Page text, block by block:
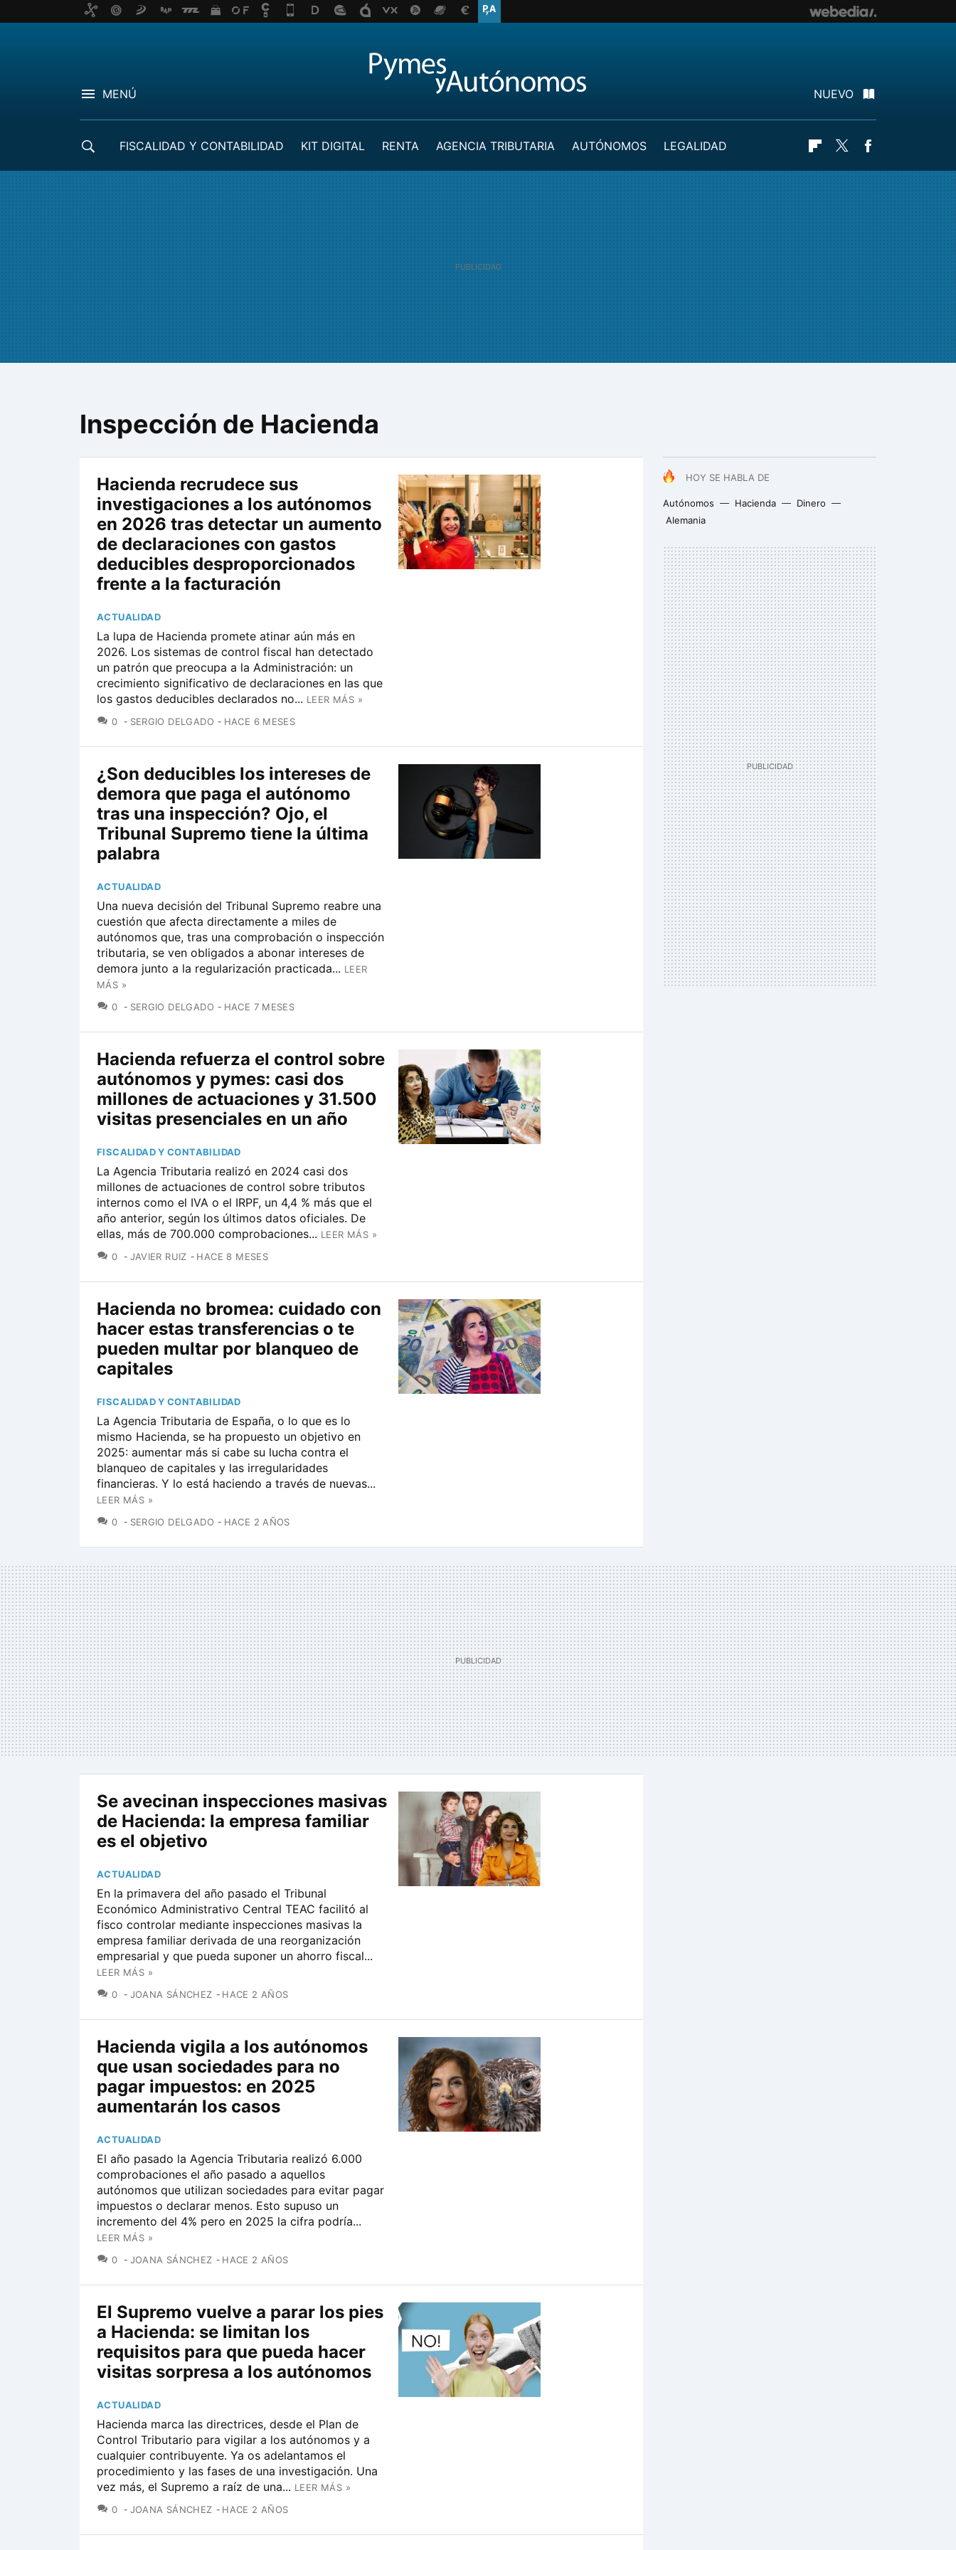
MENÚ NUEVO
FISCALIDAD Y CONTABILIDAD KIT DIGITAL RENTA AGENCIA TRIBUTARIA AUTÓNOMOS
LEGALIDAD
Flipboard
Twitter
Inspección de Hacienda
HOY SE HABLA DE
Autónomos Hacienda
Dinero
Alemania
Hacienda recrudece sus
investigaciones a los autónomos
en 2026 tras detectar un aumento
de declaraciones con gastos
deducibles desproporcionados
frente a la facturación
ACTUALIDAD
La lupa de Hacienda promete atinar aún más en
2026. Los sistemas de control fiscal han detectado
un patrón que preocupa a la Administración: un
crecimiento significativo de declaraciones en las que
los gastos deducibles declarados no... LEER MÁS »
0 COMENTARIOS
SERGIO DELGADO HACE 6 MESES
¿Son deducibles los intereses de
demora que paga el autónomo
tras una inspección? Ojo, el
Tribunal Supremo tiene la última
palabra
ACTUALIDAD
Una nueva decisión del Tribunal Supremo reabre una
cuestión que afecta directamente a miles de
autónomos que, tras una comprobación o inspección
tributaria, se ven obligados a abonar intereses de
demora junto a la regularización practicada... LEER
MÁS »
0 COMENTARIOS
SERGIO DELGADO HACE 7 MESES
Hacienda refuerza el control sobre
autónomos y pymes: casi dos
millones de actuaciones y 31.500
visitas presenciales en un año
FISCALIDAD Y CONTABILIDAD
La Agencia Tributaria realizó en 2024 casi dos
millones de actuaciones de control sobre tributos
internos como el IVA o el IRPF, un 4,4 % más que el
año anterior, según los últimos datos oficiales. De
ellas, más de 700.000 comprobaciones... LEER MÁS »
0 COMENTARIOS
JAVIER RUIZ HACE 8 MESES
Hacienda no bromea: cuidado con
hacer estas transferencias o te
pueden multar por blanqueo de
capitales
FISCALIDAD Y CONTABILIDAD
La Agencia Tributaria de España, o lo que es lo
mismo Hacienda, se ha propuesto un objetivo en
2025: aumentar más si cabe su lucha contra el
blanqueo de capitales y las irregularidades
financieras. Y lo está haciendo a través de nuevas...
LEER MÁS »
0 COMENTARIOS
SERGIO DELGADO HACE 2 AÑOS
Se avecinan inspecciones masivas
de Hacienda: la empresa familiar
es el objetivo
ACTUALIDAD
En la primavera del año pasado el Tribunal
Económico Administrativo Central TEAC facilitó al
fisco controlar mediante inspecciones masivas la
empresa familiar derivada de una reorganización
empresarial y que pueda suponer un ahorro fiscal...
LEER MÁS »
0 COMENTARIOS
JOANA SÁNCHEZ HACE 2 AÑOS
Hacienda vigila a los autónomos
que usan sociedades para no
pagar impuestos: en 2025
aumentarán los casos
ACTUALIDAD
El año pasado la Agencia Tributaria realizó 6.000
comprobaciones el año pasado a aquellos
autónomos que utilizan sociedades para evitar pagar
impuestos o declarar menos. Esto supuso un
incremento del 4% pero en 2025 la cifra podría...
LEER MÁS »
0 COMENTARIOS
JOANA SÁNCHEZ HACE 2 AÑOS
El Supremo vuelve a parar los pies
a Hacienda: se limitan los
requisitos para que pueda hacer
visitas sorpresa a los autónomos
ACTUALIDAD
Hacienda marca las directrices, desde el Plan de
Control Tributario para vigilar a los autónomos y a
cualquier contribuyente. Ya os adelantamos el
procedimiento y las fases de una investigación. Una
vez más, el Supremo a raíz de una... LEER MÁS »
0 COMENTARIOS
JOANA SÁNCHEZ HACE 2 AÑOS